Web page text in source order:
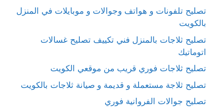
تصليح تلفونات و هواتف وجوالات و موبايلات في المنزل
بالكويت
تصليح ثلاجات بالمنزل فني تكييف تصليح غسالات
اتوماتيك
تصليح ثلاجات فوري قريب من موقعي الكويت
تصليح ثلاجة مستعملة و قديمة و صيانة ثلاجات بالكويت
تصليح جوالات الفروانية فوري